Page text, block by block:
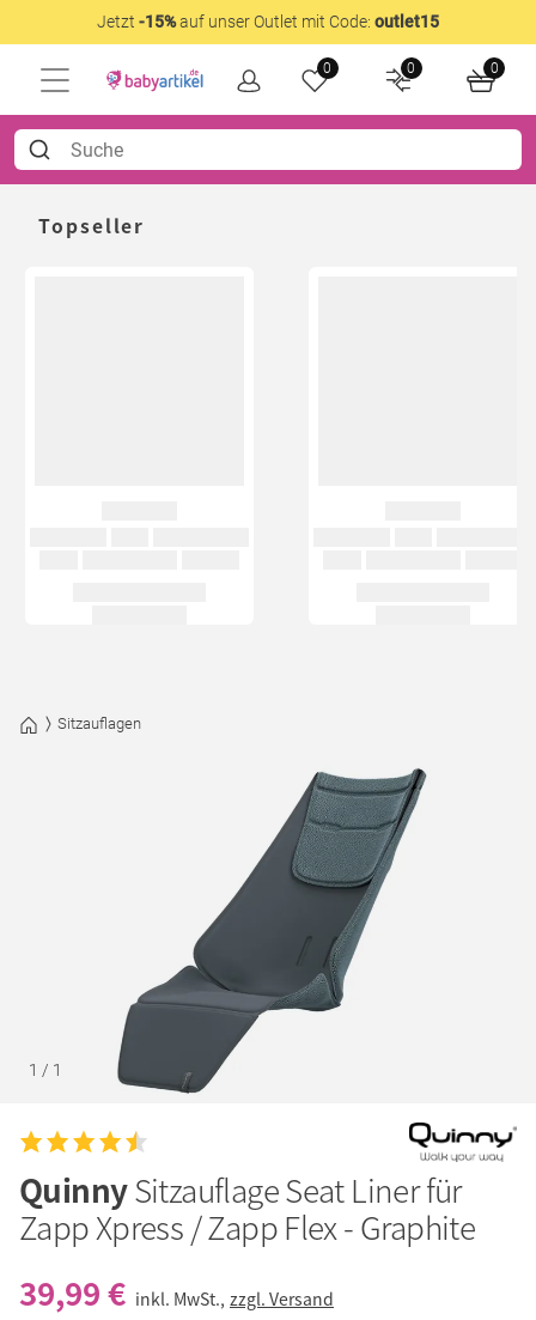
Jetzt -15%auf unser Outlet mit Code: outlet15
0 0 0
Topseller
Sitzauflagen
1 / 1
QuinnySitzauflage Seat Liner für
Zapp Xpress / Zapp Flex - Graphite
39,99 € inkl. MwSt., zzgl. Versand